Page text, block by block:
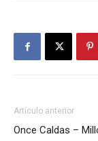
Artículo anterior
Once Caldas –